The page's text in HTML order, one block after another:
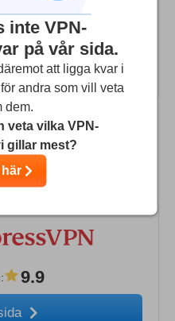
ich jedoch nicht! Zumal
angeben ist. Habe
de bästa övriga
: 9.9
inte VPN-
på vår sida.
att ligga kvar i
andra som vill veta
dem.
veta vilka VPN-
gillar mest?